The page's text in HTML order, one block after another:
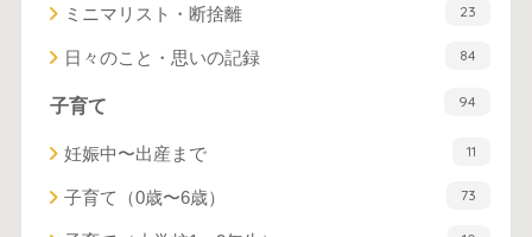
ミニマリスト・断捨離 23
日々のこと・思いの記録 84
子育て 94
妊娠中〜出産まで 11
子育て（0歳〜6歳） 73